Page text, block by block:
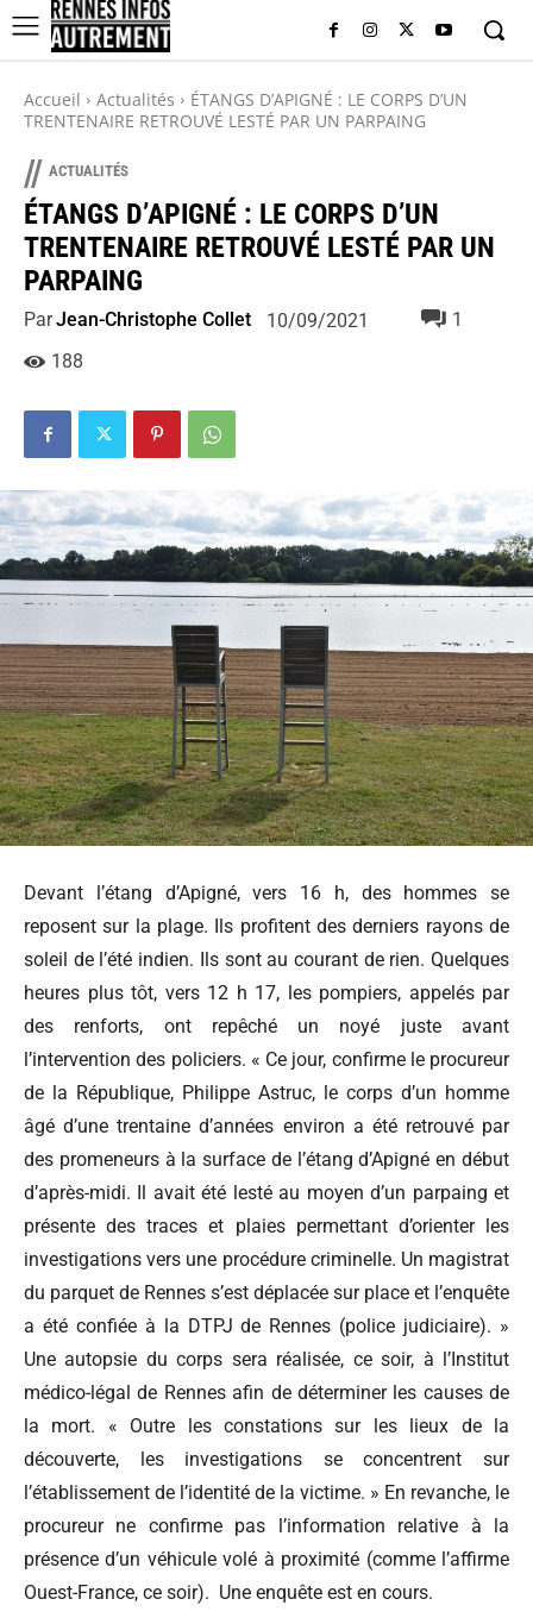
Accueil Actualités
ÉTANGS D’APIGNÉ : LE CORPS D’UN
TRENTENAIRE RETROUVÉ LESTÉ PAR UN PARPAING
// ACTUALITÉS
ÉTANGS D’APIGNÉ : LE CORPS D’UN
TRENTENAIRE RETROUVÉ LESTÉ PAR UN
PARPAING
ParJean-Christophe Collet 10/09/2021
1
188
Devant l’étang d’Apigné, vers 16 h, des hommes se
reposent sur la plage. Ils profitent des derniers rayons de
soleil de l’été indien. Ils sont au courant de rien. Quelques
heures plus tôt, vers 12 h 17, les pompiers, appelés par
des renforts, ont repêché un noyé juste avant
l’intervention des policiers. « Ce jour, confirme le procureur
de la République, Philippe Astruc, le corps d’un homme
âgé d’une trentaine d’années environ a été retrouvé par
des promeneurs à la surface de l’étang d’Apigné en début
d’après-midi. Il avait été lesté au moyen d’un parpaing et
présente des traces et plaies permettant d’orienter les
investigations vers une procédure criminelle. Un magistrat
du parquet de Rennes s’est déplacée sur place et l’enquête
a été confiée à la DTPJ de Rennes (police judiciaire). »
Une autopsie du corps sera réalisée, ce soir, à l’Institut
médico-légal de Rennes afin de déterminer les causes de
la mort. « Outre les constations sur les lieux de la
découverte, les investigations se concentrent sur
l’établissement de l’identité de la victime. » En revanche, le
procureur ne confirme pas l’information relative à la
présence d’un véhicule volé à proximité (comme l’affirme
Ouest-France, ce soir). Une enquête est en cours.